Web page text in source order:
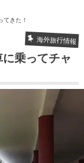
てきた！
海外旅行情報
に乗ってチャ